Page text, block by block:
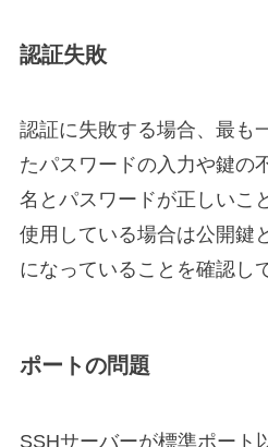
認証失敗
認証に失敗する場合、最も
たパスワードの入力や鍵の
名とパスワードが正しいこ
使用している場合は公開鍵
になっていることを確認し
ポートの問題
SSHサーバーが標準ポート